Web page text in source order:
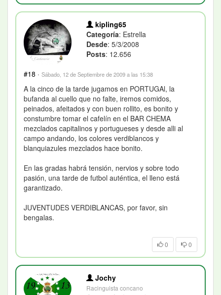
kipling65
Categoría: Estrella
Desde: 5/3/2008
Posts: 12.656
#18 · Sábado, 12 de Septiembre de 2009 a las 15:38
A la cinco de la tarde jugamos en PORTUGAl, la
bufanda al cuello que no falte, iremos comidos,
peinados, afeitados y con buen rollito, es bonito y
constumbre tomar el cafelín en el BAR CHEMA
mezclados capitalinos y portugueses y desde alli al
campo andando, los colores verdiblancos y
blanquiazules mezclados hace bonito.
En las gradas habrá tensión, nervios y sobre todo
pasión, una tarde de futbol auténtica, el lleno está
garantizado.
JUVENTUDES VERDIBLANCAS, por favor, sin
bengalas.
0 0
Jochy
Racinguista concano